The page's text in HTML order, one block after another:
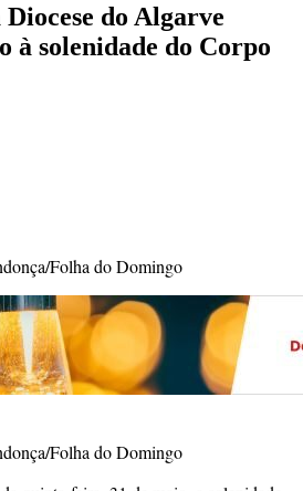
do Algarve
à solenidade do Corpo
Folha do Domingo
Folha do Domingo